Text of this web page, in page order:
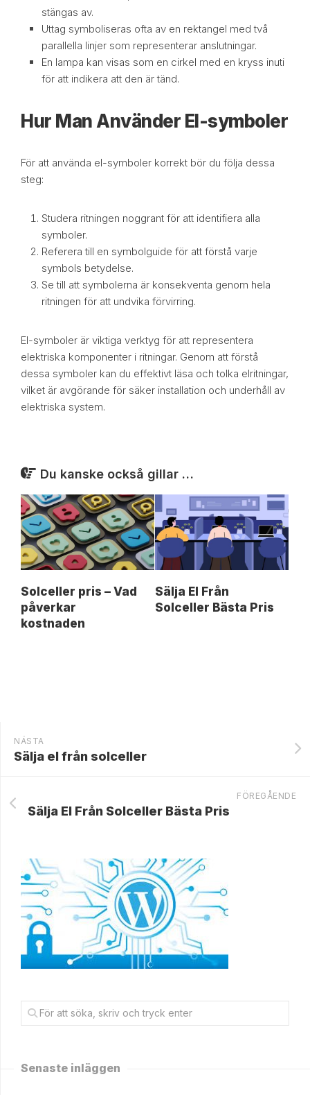
stängas av.
Uttag symboliseras ofta av en rektangel med två
parallella linjer som representerar anslutningar.
En lampa kan visas som en cirkel med en kryss inuti
för att indikera att den är tänd.
Hur Man Använder El-symboler
För att använda el-symboler korrekt bör du följa dessa
steg:
Studera ritningen noggrant för att identifiera alla
symboler.
Referera till en symbolguide för att förstå varje
symbols betydelse.
Se till att symbolerna är konsekventa genom hela
ritningen för att undvika förvirring.
El-symboler är viktiga verktyg för att representera
elektriska komponenter i ritningar. Genom att förstå
dessa symboler kan du effektivt läsa och tolka elritningar,
vilket är avgörande för säker installation och underhåll av
elektriska system.
Du kanske också gillar …
Solceller pris – Vad
påverkar
kostnaden
Sälja El Från
Solceller Bästa Pris
NÄSTA
Sälja el från solceller
FÖREGÅENDE
Sälja El Från Solceller Bästa Pris
Senaste inläggen